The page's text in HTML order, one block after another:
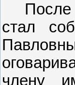
стал
члену